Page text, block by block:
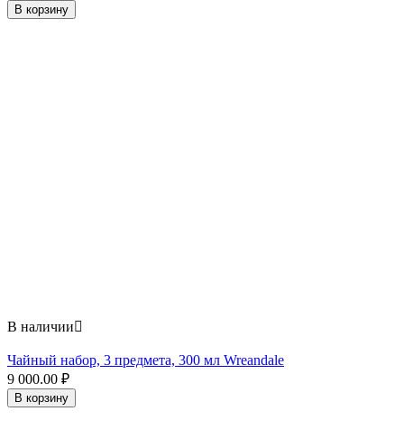
В корзину
В наличии
Чайный набор, 3 предмета, 300 мл Wreandale
9 000.00 ₽
В корзину